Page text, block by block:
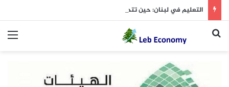
التعليم في لبنان: حين تتحول الأقساط إلى عبء لا يُحتمل
بحث عن